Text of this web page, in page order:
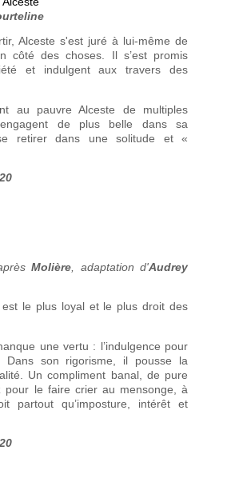
Alceste s'est juré à lui-même de
côté des choses. Il s’est promis
et indulgent aux travers des
au pauvre Alceste de multiples
de plus belle dans sa
retirer dans une solitude et «
Molière , adaptation d'Audrey
le plus loyal et le plus droit des
une vertu : l’indulgence pour
Dans son rigorisme, il pousse la
Un compliment banal, de pure
pour le faire crier au mensonge, à
partout qu’imposture, intérêt et